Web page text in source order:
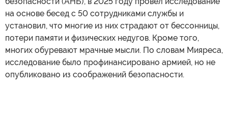
на основе бесед с 50 сотрудниками службы и
установил, что многие из них страдают от бессонницы,
потери памяти и физических недугов. Кроме того,
многих обуревают мрачные мысли. По словам Мияреса,
исследование было профинансировано армией, но не
опубликовано из соображений безопасности.